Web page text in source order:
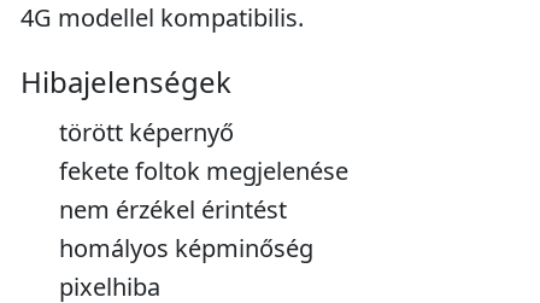
4G modellel kompatibilis.
Hibajelenségek
törött képernyő
fekete foltok megjelenése
nem érzékel érintést
homályos képminőség
pixelhiba